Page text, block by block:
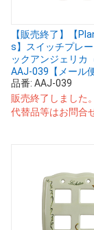
【販売終了】【
s】スイッチプレ
ックアンジェリカ
AAJ-039【メール便
品番:AAJ-039
販売終了しました。
代替品等はお問合